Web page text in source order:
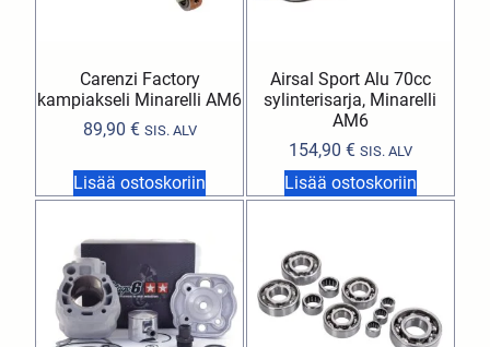
Carenzi Factory
kampiakseli Minarelli AM6
89,90 € SIS. ALV
Lisää ostoskoriin
Airsal Sport Alu 70cc
sylinterisarja, Minarelli
AM6
154,90 € SIS. ALV
Lisää ostoskoriin